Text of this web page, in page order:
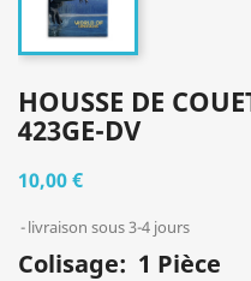
HOUSSE DE
423GE-DV
10,00 €
livraison sous 3-4 jours
Colisage: 1 Pièce